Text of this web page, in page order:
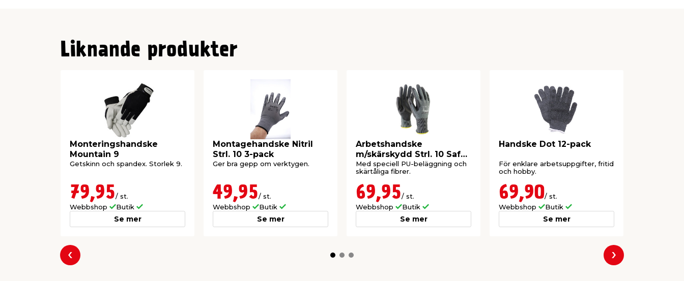
Liknande produkter
Monteringshandske
Mountain 9
Getskinn och spandex. Storlek 9.
79,95/ st.
Webbshop
Butik
Se mer
Montagehandske Nitril
Strl. 10 3-pack
Ger bra gepp om verktygen.
49,95/ st.
Webbshop
Butik
Se mer
Arbetshandske
m/skärskydd Strl. 10 Safe-
On
Med speciell PU-beläggning och
skärtåliga fibrer.
69,95/ st.
Webbshop
Butik
Se mer
Handske Dot 12-pack
För enklare arbetsuppgifter, fritid
och hobby.
69,90/ st.
Webbshop
Butik
Se mer
Föregående Nästa